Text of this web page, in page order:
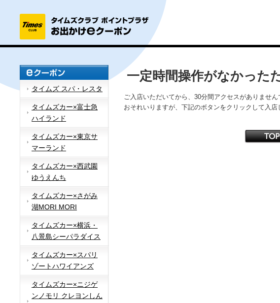
タイムズ スパ・レスタ
タイムズカー×富士急
ハイランド
タイムズカー×東京サ
マーランド
タイムズカー×西武園
ゆうえんち
タイムズカー×さがみ
湖MORI MORI
タイムズカー×横浜・
八景島シーパラダイス
タイムズカー×スパリ
ゾートハワイアンズ
タイムズカー×ニジゲ
ンノモリ クレヨンしん
一定時間操作がなかった
ご入店いただいてから、30分間アクセスがありませ
おそれいりますが、下記のボタンをクリックして入店